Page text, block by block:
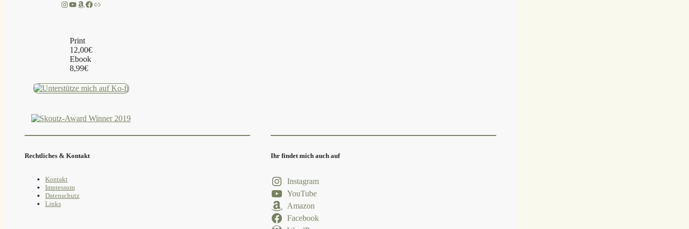
Instagram
YouTube
Amazon
Facebook
Link
Print
12,00€
Ebook
8,99€
Rechtliches & Kontakt
Kontakt
Impressum
Datenschutz
Links
Ihr findet mich auch auf
Instagram
YouTube
Amazon
Facebook